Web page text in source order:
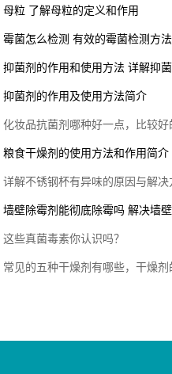
母粒 了解母粒的定义和作用
霉菌怎么检测 有效的霉菌检测方法
抑菌剂的作用和使用方法 详解抑
抑菌剂的作用及使用方法简介
化妆品抗菌剂哪种好一点，比较
粮食干燥剂的使用方法和作用简介
详解不锈钢杯有异味的原因与解决
墙壁除霉剂能彻底除霉吗 解决墙
这些真菌毒素你认识吗？
常见的五种干燥剂有哪些，干燥剂